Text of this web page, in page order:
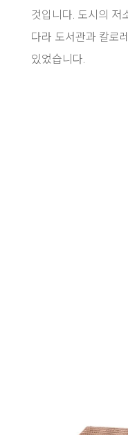
것입니다. 도시의 저
다라 도서관과 칼로
있었습니다.